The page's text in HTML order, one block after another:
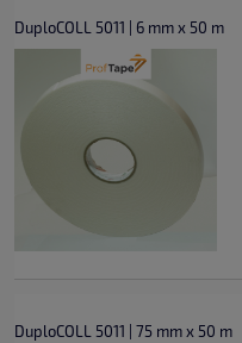
DuploCOLL 5011 | 6 mm x 50 m
DuploCOLL 5011 | 75 mm x 50 m